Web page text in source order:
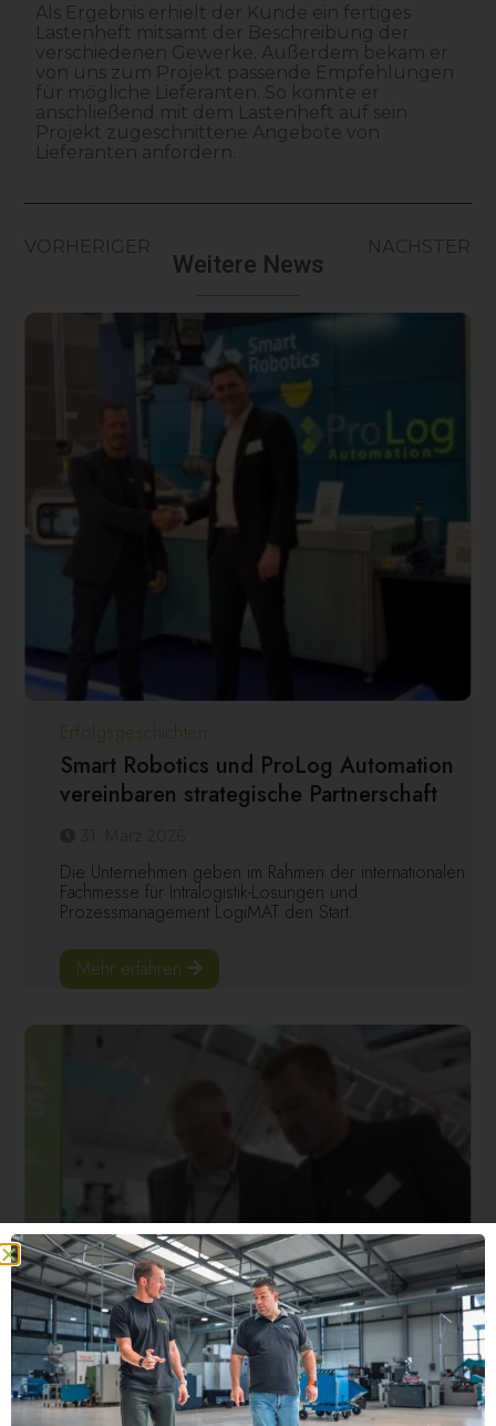
Als Ergebnis erhielt der Kunde ein fertiges
Lastenheft mitsamt der Beschreibung der
verschiedenen Gewerke. Außerdem bekam er
von uns zum Projekt passende Empfehlungen
für mögliche Lieferanten. So konnte er
anschließend mit dem Lastenheft auf sein
Projekt zugeschnittene Angebote von
Lieferanten anfordern.
VORHERIGER NÄCHSTER
Weitere News
Erfolgsgeschichten
Smart Robotics und ProLog Automation
vereinbaren strategische Partnerschaft
Die Unternehmen geben im Rahmen der internationalen
Fachmesse für Intralogistik-Lösungen und
Prozessmanagement LogiMAT den Start...
Mehr erfahren